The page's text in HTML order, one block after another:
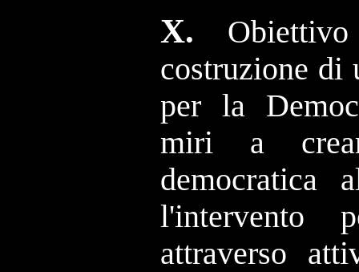
X.
costruzione di
per la
miri a
democratica
l'intervento
attraverso